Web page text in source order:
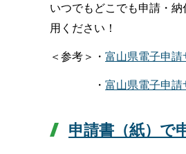
いつでもどこでも申請・納
用ください！
＜参考＞・ 富山県電子申
・ 富山県電子申請
申請書（紙）で